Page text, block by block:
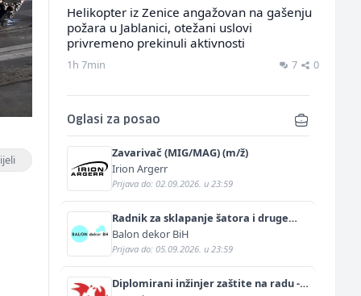
Helikopter iz Zenice angažovan na gašenju
požara u Jablanici, otežani uslovi
privremeno prekinuli aktivnosti
1h 7min 7 0
Oglasi za posao
Zavarivač (MIG/MAG) (m/ž)
Irion Argerr
Prijava do: 02.09.2026. u 23:59
Radnik za sklapanje šatora i druge
prateće opreme (m/ž)
Balon dekor BiH
Prijava do: 05.09.2026. u 23:59
Diplomirani inžinjer zaštite na radu -